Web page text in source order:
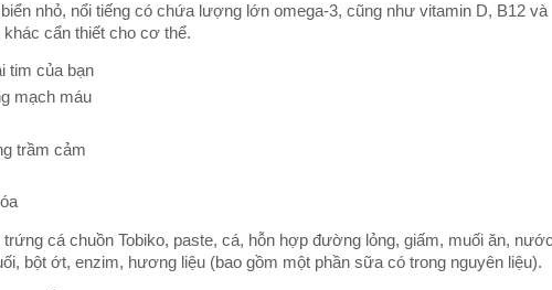
nhỏ, nổi tiếng có chứa lượng lớn omega-3, cũng như vitamin D, B12 và
khác cẩn thiết cho cơ thể.
tim của bạn
mạch máu
trầm cảm
trứng cá chuồn Tobiko, paste, cá, hỗn hợp đường lỏng, giấm, muối ăn,
bột ớt, enzim, hương liệu (bao gồm một phần sữa có trong nguyên liệu).